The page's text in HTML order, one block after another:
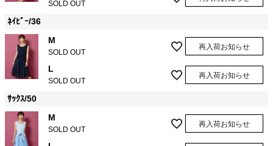
SOLD OUT
ﾈｲﾋﾞｰ/36
M
SOLD OUT
再入荷お知らせ
L
SOLD OUT
再入荷お知らせ
ｻｯｸｽ/50
M
SOLD OUT
再入荷お知らせ